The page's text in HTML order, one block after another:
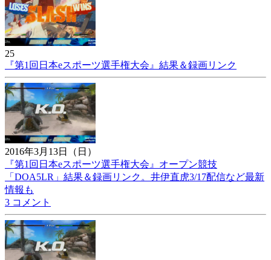
25
『第1回日本eスポーツ選手権大会』結果＆録画リンク
2016年3月13日（日）
『第1回日本eスポーツ選手権大会』オープン競技
「DOA5LR」結果＆録画リンク。井伊直虎3/17配信など最新
情報も
3 コメント